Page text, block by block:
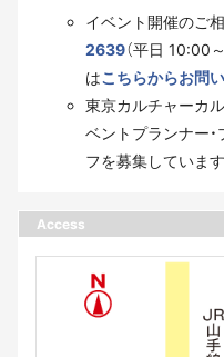
イベント開催のご
2639（平日 10:00
はこちらからお問
東京カルチャーカ
ベントプランナー
フを募集しています
Access